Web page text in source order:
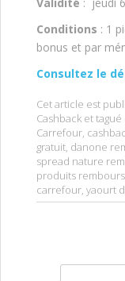
Conditions : 1
bonus et par
Consultez le
Cet article est
Cashback et tagué
Carrefour,
gratuit, danone
spread nature
produits
carrefour, yaourt